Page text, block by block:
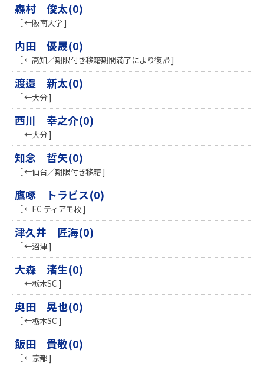
森村 俊太(0)
［ ←阪南大学 ]
内田 優晟(0)
［ ←高知／期限付き移籍期間満了により復帰 ]
渡邉 新太(0)
［ ←大分 ]
西川 幸之介(0)
［ ←大分 ]
知念 哲矢(0)
［ ←仙台／期限付き移籍 ]
鷹啄 トラビス(0)
［ ←FC ティアモ枚 ]
津久井 匠海(0)
［ ←沼津 ]
​大森 渚生(0)
［ ←栃木SC ]
奥田 晃也(0)
［ ←栃木SC ]
飯田 貴敬(0)
［ ←京都 ]